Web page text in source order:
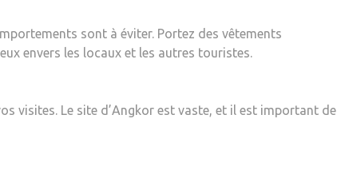
sont à éviter. Portez des vêtements
envers les locaux et les autres touristes.
visites. Le site d’Angkor est vaste, et il est important de